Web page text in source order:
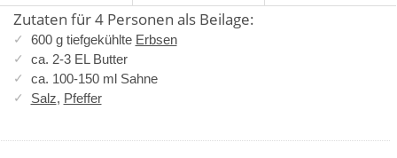
Zutaten für 4 Personen als Beilage:
600 g tiefgekühlte Erbsen
ca. 2-3 EL Butter
ca. 100-150 ml Sahne
Salz, Pfeffer